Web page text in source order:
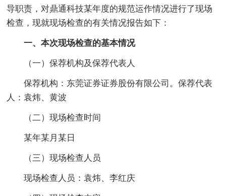
导职责，对鼎通科技某年度的规范运作情况进行了现场
检查，现就现场检查的有关情况报告如下：
一、本次现场检查的基本情况
（一）保荐机构及保荐代表人
保荐机构：东莞证券证券股份有限公司。保荐代表
人：袁炜、黄波
（二）现场检查时间
某年某月某日
（三）现场检查人员
现场检查人员：袁炜、李红庆